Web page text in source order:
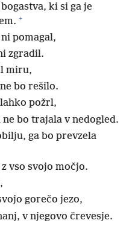
ki si ga je
+
pomagal,
zgradil.
miru,
bo rešilo.
požrl,
bo trajala v nedogled.
ga bo prevzela
vso svojo močjo.
gorečo jezo,
v njegovo črevesje.